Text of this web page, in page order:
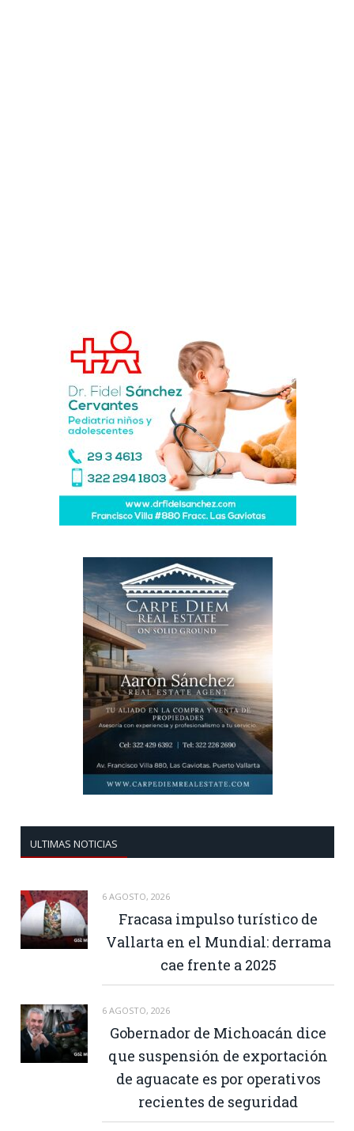
ULTIMAS NOTICIAS
6 AGOSTO, 2026
Fracasa impulso turístico de
Vallarta en el Mundial: derrama
cae frente a 2025
6 AGOSTO, 2026
Gobernador de Michoacán dice
que suspensión de exportación
de aguacate es por operativos
recientes de seguridad